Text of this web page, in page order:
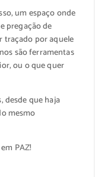
um espaço onde
pregação de
traçado por aquele
são ferramentas
ou o que quer
desde que haja
mesmo
PAZ!